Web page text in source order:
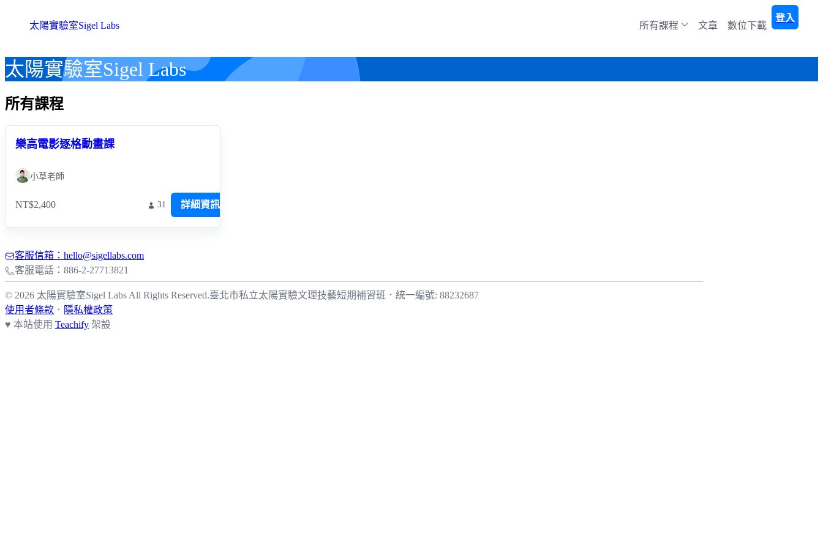
太陽實驗室Sigel Labs 所有課程 文章 數位下載
登入
太陽實驗室Sigel Labs
所有課程
樂高電影逐格動畫課
小草老師
NT$2,400 31 詳細資訊
客服信箱：hello@sigellabs.com
客服電話：886-2-27713821
© 2026 太陽實驗室Sigel Labs All Rights Reserved.臺北市私立太陽實驗文理技藝短期補習班 ． 統一編號: 88232687
使用者條款 ． 隱私權政策
♥ 本站使用 Teachify 架設